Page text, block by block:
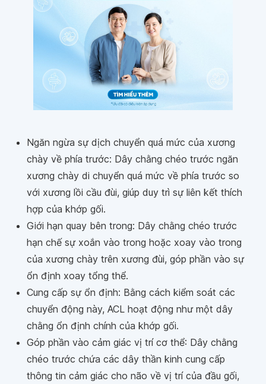
Ngăn ngừa sự dịch chuyển quá mức của xương
chày về phía trước: Dây chằng chéo trước ngăn
xương chày di chuyển quá mức về phía trước so
với xương lồi cầu đùi, giúp duy trì sự liên kết thích
hợp của khớp gối.
Giới hạn quay bên trong: Dây chằng chéo trước
hạn chế sự xoắn vào trong hoặc xoay vào trong
của xương chày trên xương đùi, góp phần vào sự
ổn định xoay tổng thể.
Cung cấp sự ổn định: Bằng cách kiểm soát các
chuyển động này, ACL hoạt động như một dây
chằng ổn định chính của khớp gối.
Góp phần vào cảm giác vị trí cơ thể: Dây chằng
chéo trước chứa các dây thần kinh cung cấp
thông tin cảm giác cho não về vị trí của đầu gối,